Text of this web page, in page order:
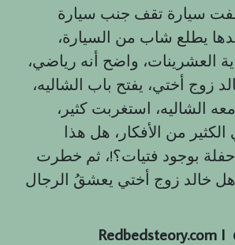
سيارة تقف جنب سيارة
يطلع شاب من السيارة،
العشرينات، واضح أنه رياضي،
زوج أختي، يفتح باب الشاليه،
الشاليه، استغربت كثير،
من الأفكار، هل هذا
بوجود فتيات؟!، ثم خطرت
خالد زوج أختي يعشقُ الرجال
Redbedsteory.com I